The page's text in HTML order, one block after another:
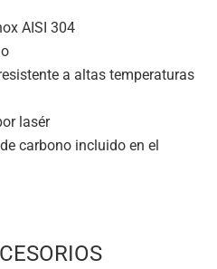
AISI 304
a altas temperaturas
lasér
carbono incluido en el